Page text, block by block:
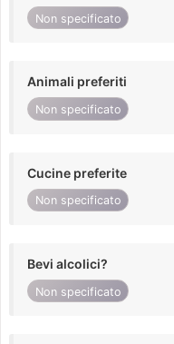
Non specificato
Animali preferiti
Non specificato
Cucine preferite
Non specificato
Bevi alcolici?
Non specificato